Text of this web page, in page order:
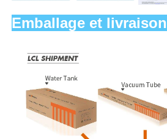
Emballage et livraison